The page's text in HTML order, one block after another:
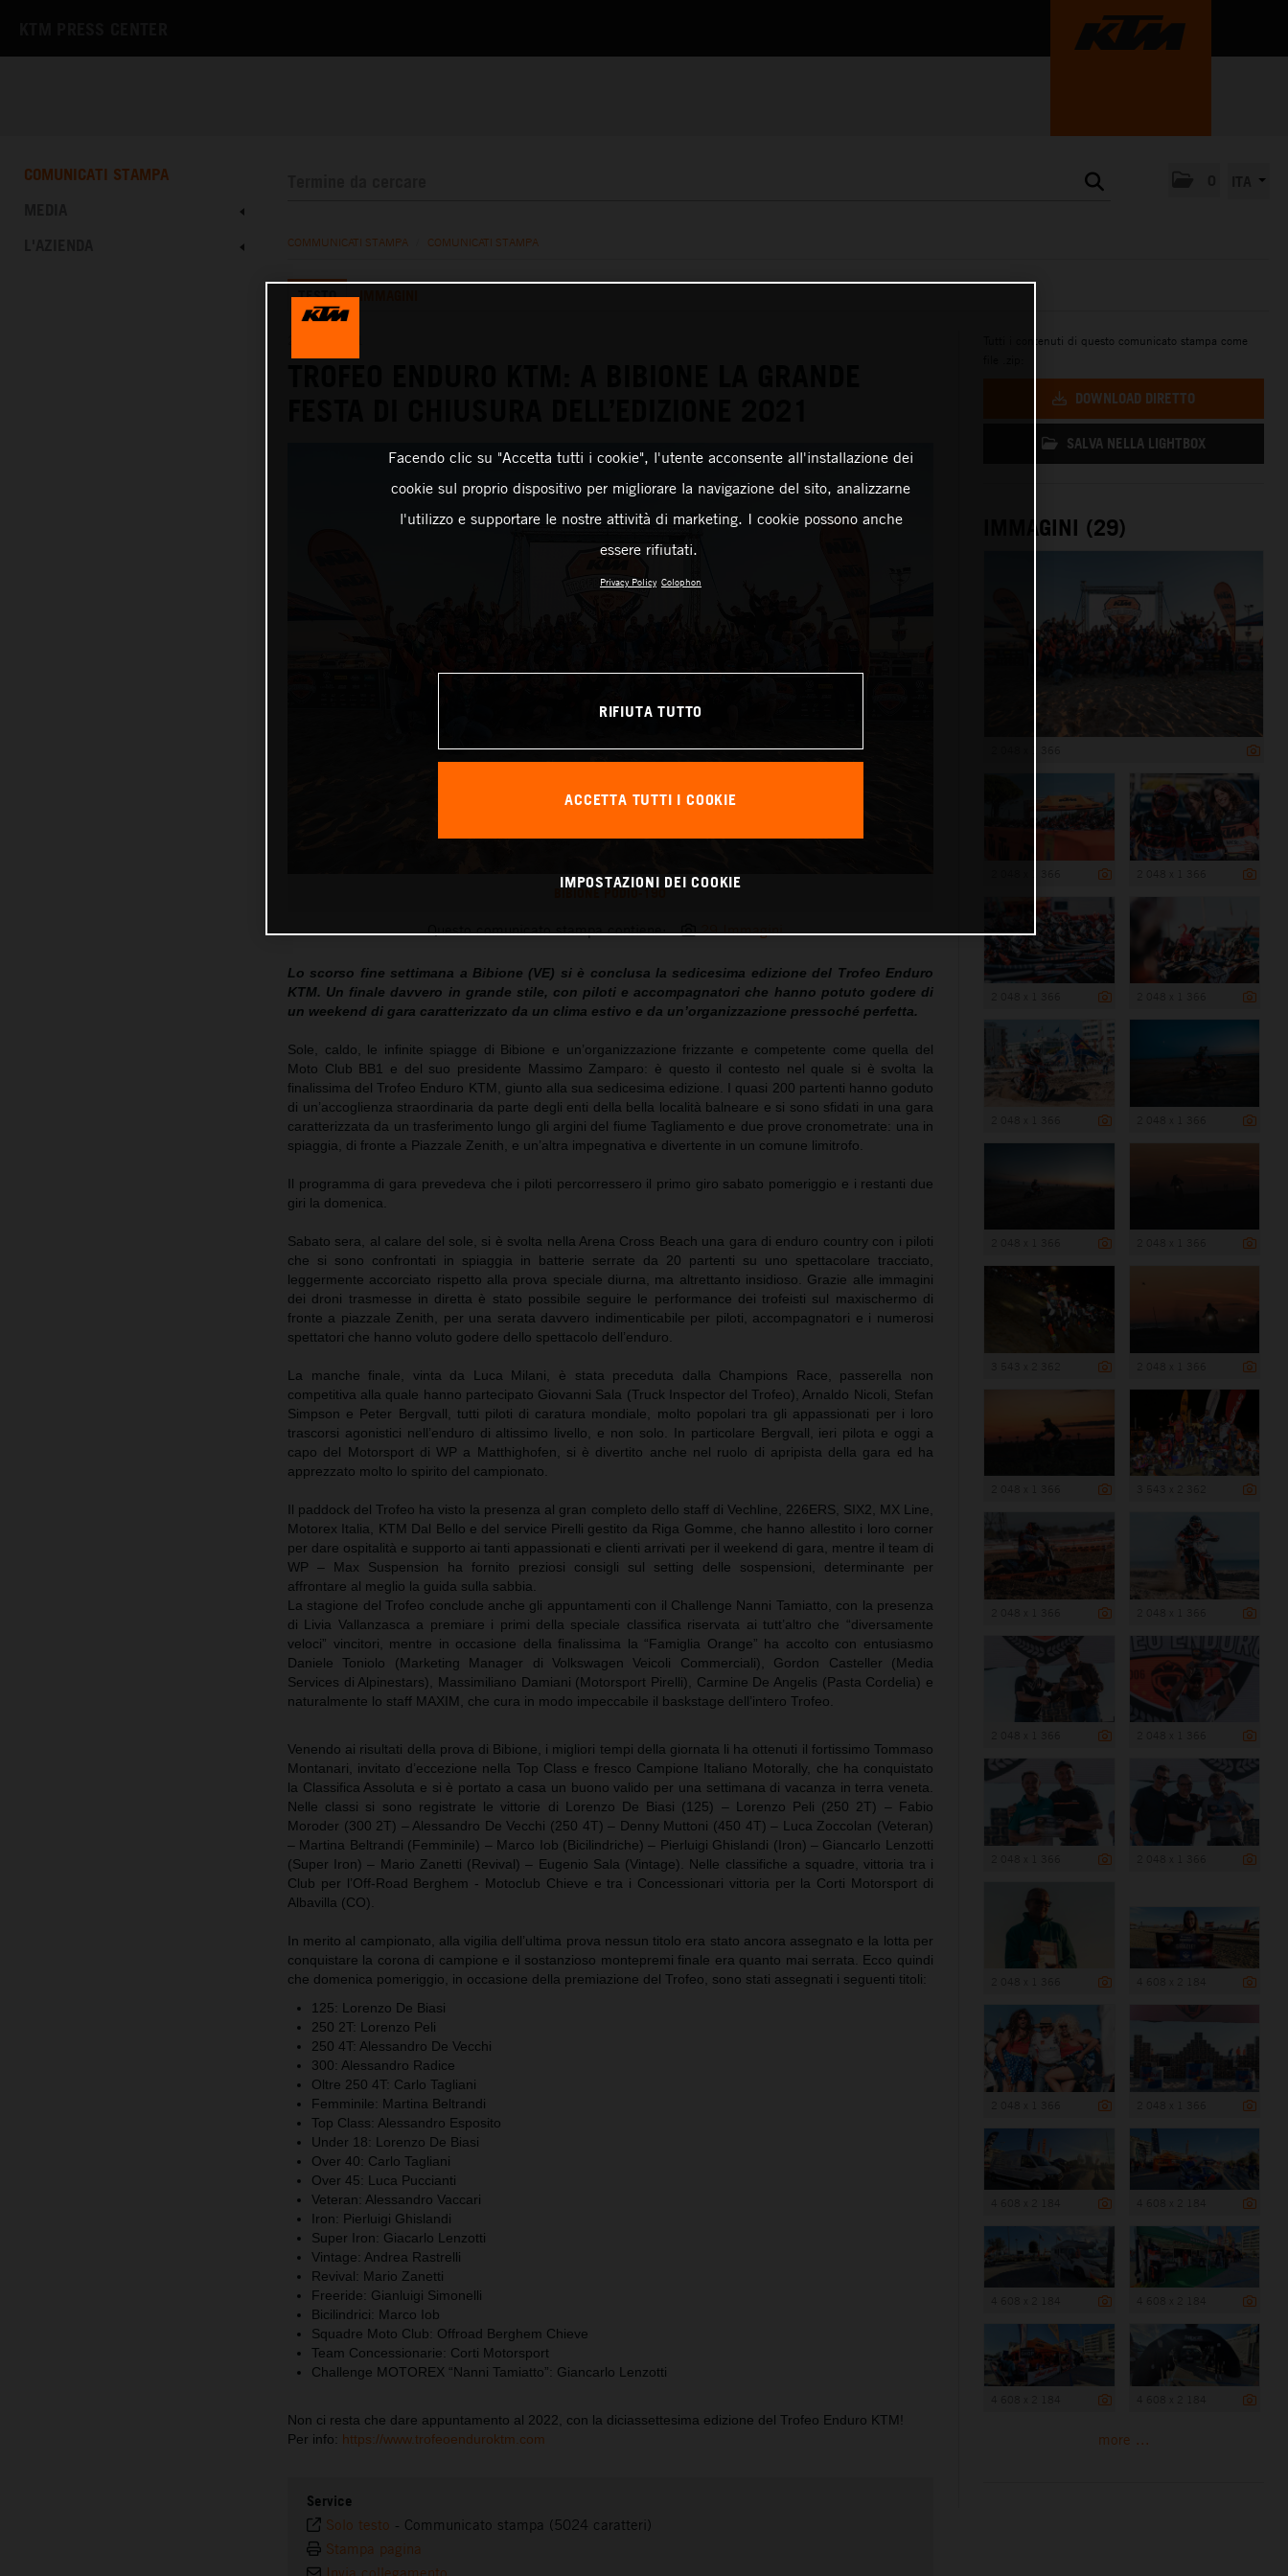
COMUNICATI STAMPA
COMMUNICATI STAMPA COMUNICATI STAMPA
TESTO
BIBIONE PODIO-190
Questo comunicato stampa contiene: 29 Immagini
Lo scorso fine settimana a Bibione (VE) si è conclusa la sedicesima edizione del Trofeo Enduro
KTM. Un finale davvero in grande stile, con piloti e accompagnatori che hanno potuto godere di
un weekend di gara caratterizzato da un clima estivo e da un’organizzazione pressoché perfetta.
Sole, caldo, le infinite spiagge di Bibione e un’organizzazione frizzante e competente come quella del
Moto Club BB1 e del suo presidente Massimo Zamparo: è questo il contesto nel quale si è svolta la
finalissima del Trofeo Enduro KTM, giunto alla sua sedicesima edizione. I quasi 200 partenti hanno goduto
di un’accoglienza straordinaria da parte degli enti della bella località balneare e si sono sfidati in una gara
caratterizzata da un trasferimento lungo gli argini del fiume Tagliamento e due prove cronometrate: una in
spiaggia, di fronte a Piazzale Zenith, e un’altra impegnativa e divertente in un comune limitrofo.
Il programma di gara prevedeva che i piloti percorressero il primo giro sabato pomeriggio e i restanti due
giri la domenica.
Sabato sera, al calare del sole, si è svolta nella Arena Cross Beach una gara di enduro country con i piloti
che si sono confrontati in spiaggia in batterie serrate da 20 partenti su uno spettacolare tracciato,
leggermente accorciato rispetto alla prova speciale diurna, ma altrettanto insidioso. Grazie alle immagini
dei droni trasmesse in diretta è stato possibile seguire le performance dei trofeisti sul maxischermo di
fronte a piazzale Zenith, per una serata davvero indimenticabile per piloti, accompagnatori e i numerosi
spettatori che hanno voluto godere dello spettacolo dell’enduro.
La manche finale, vinta da Luca Milani, è stata preceduta dalla Champions Race, passerella non
competitiva alla quale hanno partecipato Giovanni Sala (Truck Inspector del Trofeo), Arnaldo Nicoli, Stefan
Simpson e Peter Bergvall, tutti piloti di caratura mondiale, molto popolari tra gli appassionati per i loro
trascorsi agonistici nell’enduro di altissimo livello, e non solo. In particolare Bergvall, ieri pilota e oggi a
capo del Motorsport di WP a Matthighofen, si è divertito anche nel ruolo di apripista della gara ed ha
apprezzato molto lo spirito del campionato.
Il paddock del Trofeo ha visto la presenza al gran completo dello staff di Vechline, 226ERS, SIX2, MX Line,
Motorex Italia, KTM Dal Bello e del service Pirelli gestito da Riga Gomme, che hanno allestito i loro corner
per dare ospitalità e supporto ai tanti appassionati e clienti arrivati per il weekend di gara, mentre il team di
WP – Max Suspension ha fornito preziosi consigli sul setting delle sospensioni, determinante per
affrontare al meglio la guida sulla sabbia.
La stagione del Trofeo conclude anche gli appuntamenti con il Challenge Nanni Tamiatto, con la presenza
di Livia Vallanzasca a premiare i primi della speciale classifica riservata ai tutt’altro che “diversamente
veloci” vincitori, mentre in occasione della finalissima la “Famiglia Orange” ha accolto con entusiasmo
Daniele Toniolo (Marketing Manager di Volkswagen Veicoli Commerciali), Gordon Casteller (Media
Services di Alpinestars), Massimiliano Damiani (Motorsport Pirelli), Carmine De Angelis (Pasta Cordelia) e
naturalmente lo staff MAXIM, che cura in modo impeccabile il baskstage dell’intero Trofeo.
Venendo ai risultati della prova di Bibione, i migliori tempi della giornata li ha ottenuti il fortissimo Tommaso
Montanari, invitato d’eccezione nella Top Class e fresco Campione Italiano Motorally, che ha conquistato
la Classifica Assoluta e si è portato a casa un buono valido per una settimana di vacanza in terra veneta.
Nelle classi si sono registrate le vittorie di Lorenzo De Biasi (125) – Lorenzo Peli (250 2T) – Fabio
Moroder (300 2T) – Alessandro De Vecchi (250 4T) – Denny Muttoni (450 4T) – Luca Zoccolan (Veteran)
– Martina Beltrandi (Femminile) – Marco Iob (Bicilindriche) – Pierluigi Ghislandi (Iron) – Giancarlo Lenzotti
(Super Iron) – Mario Zanetti (Revival) – Eugenio Sala (Vintage). Nelle classifiche a squadre, vittoria tra i
Club per l’Off-Road Berghem - Motoclub Chieve e tra i Concessionari vittoria per la Corti Motorsport di
Albavilla (CO).
In merito al campionato, alla vigilia dell’ultima prova nessun titolo era stato ancora assegnato e la lotta per
conquistare la corona di campione e il sostanzioso montepremi finale era quanto mai serrata. Ecco quindi
che domenica pomeriggio, in occasione della premiazione del Trofeo, sono stati assegnati i seguenti titoli:
125: Lorenzo De Biasi
250 2T: Lorenzo Peli
250 4T: Alessandro De Vecchi
300: Alessandro Radice
Oltre 250 4T: Carlo Tagliani
Femminile: Martina Beltrandi
Top Class: Alessandro Esposito
Under 18: Lorenzo De Biasi
Over 40: Carlo Tagliani
Over 45: Luca Puccianti
Veteran: Alessandro Vaccari
Iron: Pierluigi Ghislandi
Super Iron: Giacarlo Lenzotti
Vintage: Andrea Rastrelli
Revival: Mario Zanetti
Freeride: Gianluigi Simonelli
Bicilindrici: Marco Iob
Squadre Moto Club: Offroad Berghem Chieve
Team Concessionarie: Corti Motorsport
Challenge MOTOREX “Nanni Tamiatto”: Giancarlo Lenzotti
Non ci resta che dare appuntamento al 2022, con la diciassettesima edizione del Trofeo Enduro KTM!
Per info: https://www.trofeoenduroktm.com
Service
Solo testo - Communicato stampa (5024 caratteri)
Stampa pagina
Tutti i contenuti di questo comunicato stampa come
DOWNLOAD DIRETTO
SALVA NELLA LIGHTBOX
IMMAGINI (29)
more ...
Facendo clic su "Accetta tutti i cookie", l'utente acconsente all'installazione dei
cookie sul proprio dispositivo per migliorare la navigazione del sito, analizzarne
l'utilizzo e supportare le nostre attività di marketing. I cookie possono anche
essere rifiutati.
Privacy Policy Colophon
RIFIUTA TUTTO
ACCETTA TUTTI I COOKIE
IMPOSTAZIONI DEI COOKIE